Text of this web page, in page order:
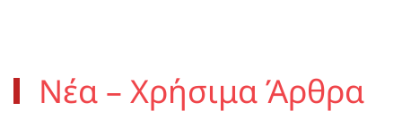
Νέα – Χρήσιμα Άρθρα